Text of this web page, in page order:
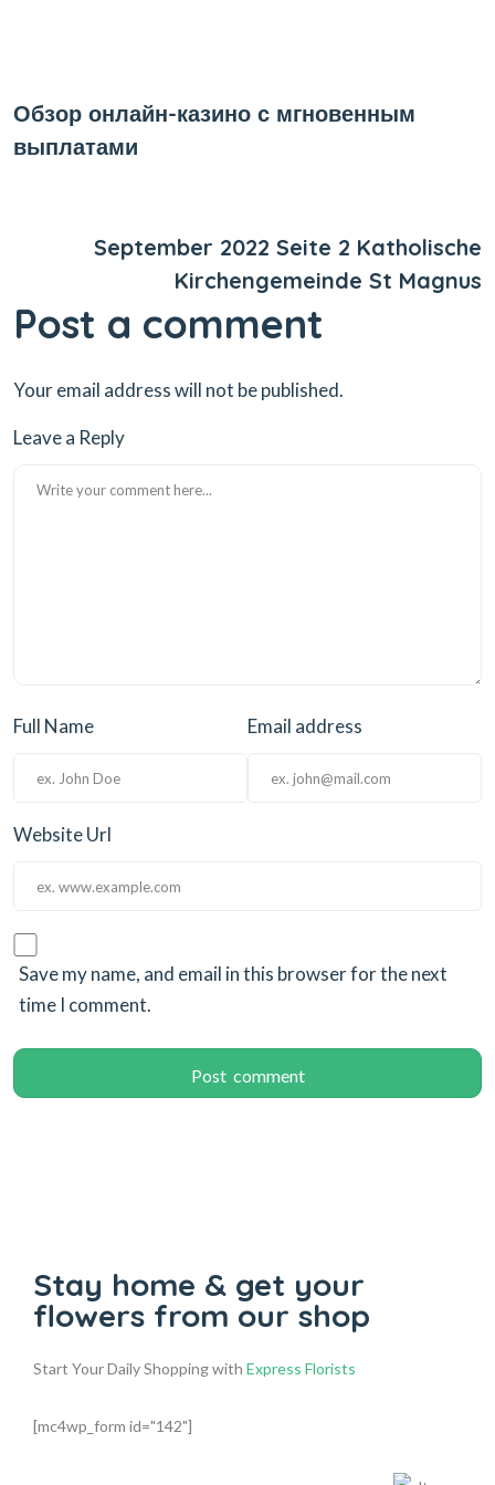
Обзор онлайн-казино с мгновенным
выплатами
September 2022 Seite 2 Katholische
Kirchengemeinde St Magnus
Post a comment
Your email address will not be published.
Leave a Reply
Full Name Email address
Website Url
Save my name, and email in this browser for the next
time I comment.
Stay home & get your
flowers from our shop
Start Your Daily Shopping with Express Florists
[mc4wp_form id="142"]